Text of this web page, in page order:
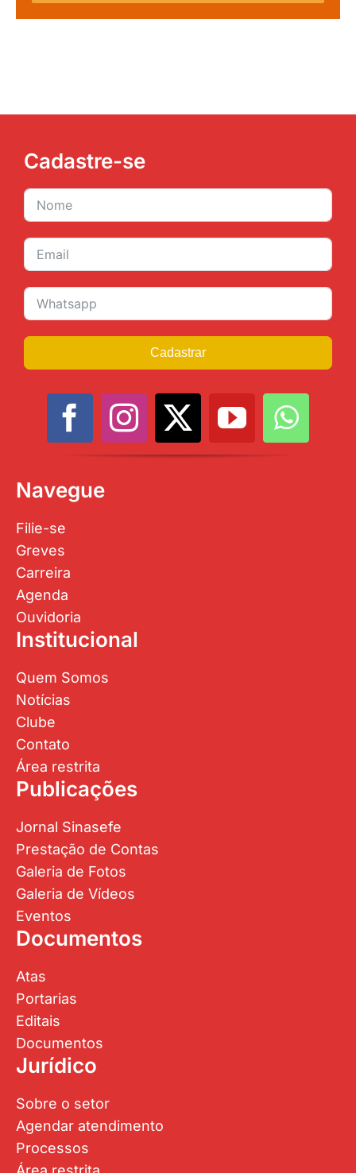
Cadastre-se
Cadastrar
Navegue
Filie-se
Greves
Carreira
Agenda
Ouvidoria
Institucional
Quem Somos
Notícias
Clube
Contato
Área restrita
Publicações
Jornal Sinasefe
Prestação de Contas
Galeria de Fotos
Galeria de Vídeos
Eventos
Documentos
Atas
Portarias
Editais
Documentos
Jurídico
Sobre o setor
Agendar atendimento
Processos